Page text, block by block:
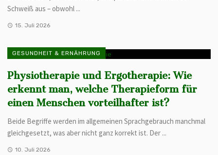
Schweiß aus – obwohl ...
15. Juli 2026
GESUNDHEIT & ERNÄHRUNG
Physiotherapie und Ergotherapie: Wie
erkennt man, welche Therapieform für
einen Menschen vorteilhafter ist?
Beide Begriffe werden im allgemeinen Sprachgebrauch manchmal
gleichgesetzt, was aber nicht ganz korrekt ist. Der ...
10. Juli 2026